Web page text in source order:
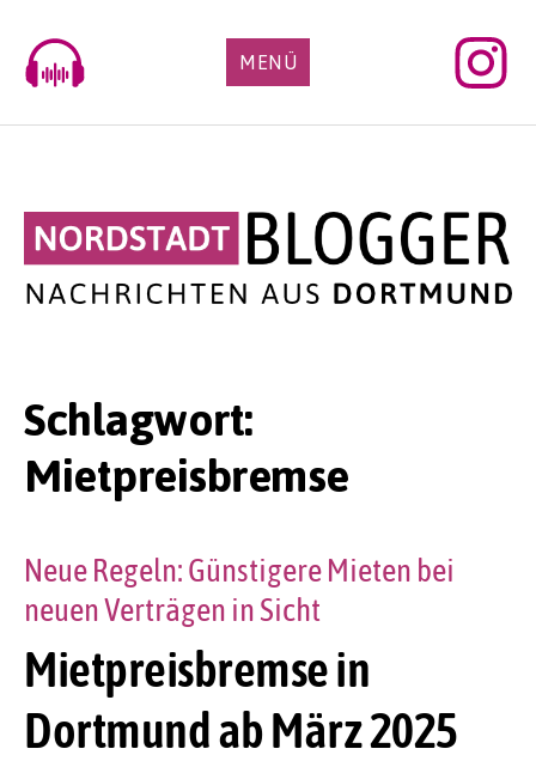
content
MENÜ
Schlagwort:
Mietpreisbremse
Mietpreisbremse in
Dortmund ab März 2025
Neue Regeln: Günstigere Mieten bei
neuen Verträgen in Sicht